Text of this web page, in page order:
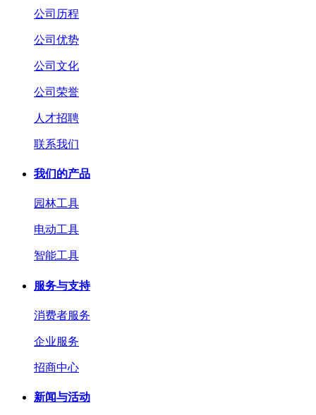
公司历程
公司优势
公司文化
公司荣誉
人才招聘
联系我们
我们的产品
园林工具
电动工具
智能工具
服务与支持
消费者服务
企业服务
招商中心
新闻与活动